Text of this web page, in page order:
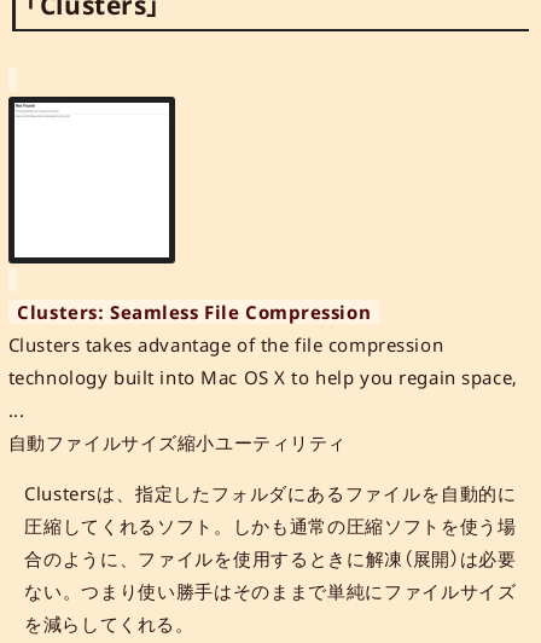
Clusters: Seamless File Compression
Clusters takes advantage of the file compression
technology built into Mac OS X to help you regain space,
...
自動ファイルサイズ縮小ユーティリティ
Clustersは、指定したフォルダにあるファイルを自動的に
圧縮してくれるソフト。しかも通常の圧縮ソフトを使う場
合のように、ファイルを使用するときに解凍（展開）は必要
ない。つまり使い勝手はそのままで単純にファイルサイズ
を減らしてくれる。